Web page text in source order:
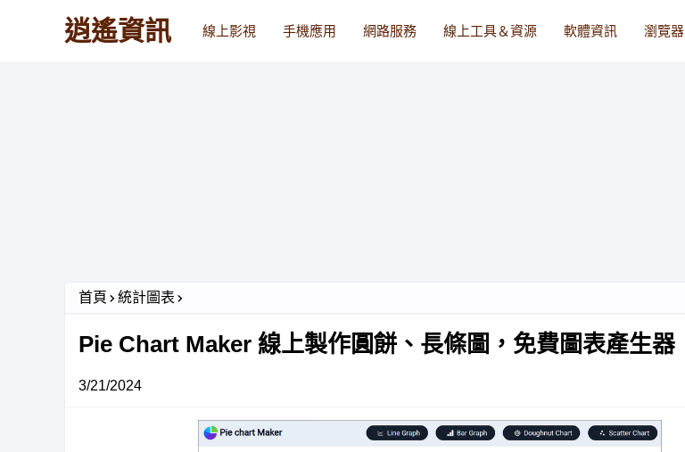
逍遙資訊 線上影視 手機應用 網路服務 線上工具＆資源 軟體資訊 瀏覽器
首頁 統計圖表
Pie Chart Maker 線上製作圓餅、長條圖，免費圖表產生器
3/21/2024